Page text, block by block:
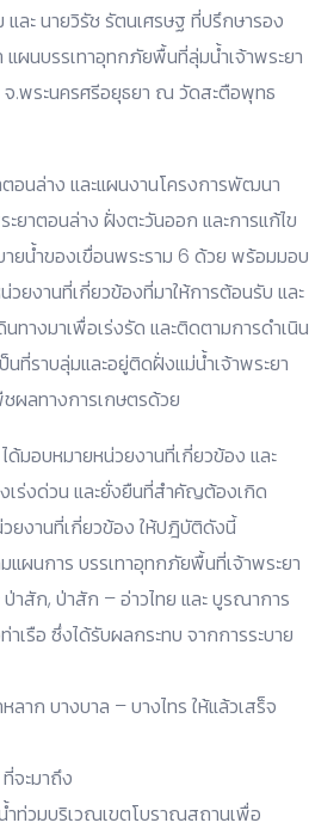
ละ นายวิรัช รัตนเศรษฐ ที่ปรึกษารอง
ผนบรรเทาอุทกภัยพื้นที่ลุ่มน้ำเจ้าพระยา
.พระนครศรีอยุธยา ณ วัดสะตือพุทธ
อนล่าง และแผนงานโครงการพัฒนา
าตอนล่าง ฝั่งตะวันออก และการแก้ไข
ยน้ำของเขื่อนพระราม 6 ด้วย พร้อมมอบ
ยงานที่เกี่ยวข้องที่มาให้การต้อนรับ และ
ทางมาเพื่อเร่งรัด และติดตามการดำเนิน
ที่ราบลุ่มและอยู่ติดฝั่งแม่น้ำเจ้าพระยา
ผลทางการเกษตรด้วย
ด้มอบหมายหน่วยงานที่เกี่ยวข้อง และ
เร่งด่วน และยั่งยืนที่สำคัญต้องเกิด
ยงานที่เกี่ยวข้อง ให้ปฎิบัติดังนี้
แผนการ บรรเทาอุทกภัยพื้นที่เจ้าพระยา
าสัก, ป่าสัก – อ่าวไทย และ บูรณาการ
รือ ซึ่งได้รับผลกระทบ จากการระบาย
ลาก บางบาล – บางไทร ให้แล้วเสร็จ
จะมาถึง
ำท่วมบริเวณเขตโบราณสถานเพื่อ